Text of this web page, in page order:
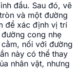
đầu. Sau đó, vẽ
và một đường
để xác định vị trí
cong nhẹ
nối với đường
này có thể thay
nhân vật, nhưng